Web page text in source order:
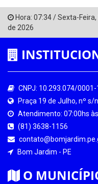
Hora: 07:34/Sexta-Feira,
de 2026
CNPJ: 10.293.074/
Praça 19 de Julho, nº s/
Atendimento: 07:00hs
(81) 3638-1156
Bom Jardim - PE
O